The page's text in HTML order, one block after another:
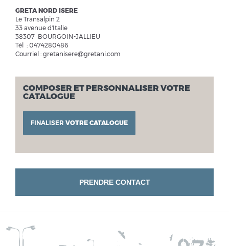
GRETA NORD ISERE
Le Transalpin 2
33 avenue d'Italie
38307 BOURGOIN-JALLIEU
Tél : 0474280486
Courriel : gretanisere@gretani.com
COMPOSER ET PERSONNALISER VOTRE
CATALOGUE
FINALISER VOTRE CATALOGUE
PRENDRE CONTACT